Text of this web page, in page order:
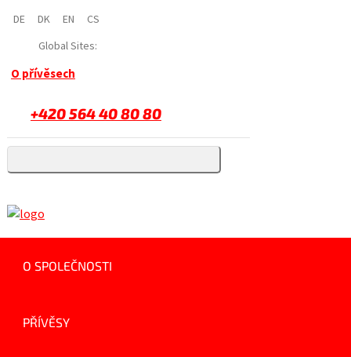
DE DK EN
CS
Global Sites:
O přívěsech
+420 564 40 80 80
O SPOLEČNOSTI
PŘÍVĚSY